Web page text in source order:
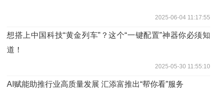
2025-06-04 11:17:55
想搭上中国科技“黄金列车”？这个“一键配置”神器你必须知
道！
2025-05-30 11:55:10
AI赋能助推行业高质量发展 汇添富推出“帮你看”服务